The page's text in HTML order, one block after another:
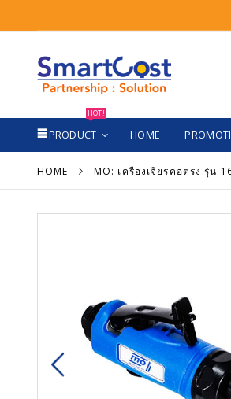
to
HOME
PRODUCT
HOT!
HOME MO: เครื่องเจียรคอตรง รุ่น